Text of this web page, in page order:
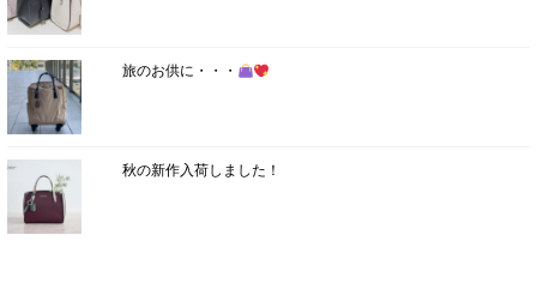
旅のお供に・・・
秋の新作入荷しました！